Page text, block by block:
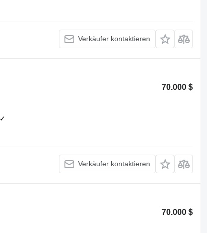
Verkäufer kontaktieren
70.000 $
✓
Verkäufer kontaktieren
70.000 $